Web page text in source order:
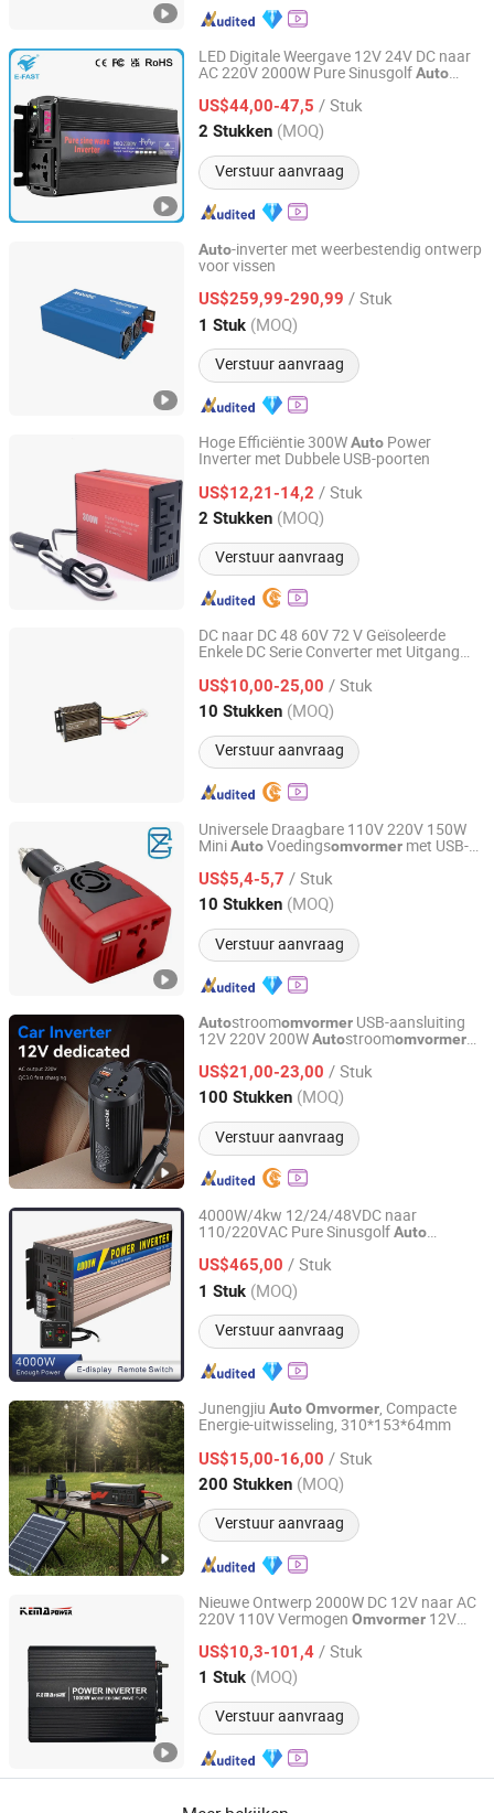
LED Digitale Weergave 12V 24V DC naar
AC 220V 2000W Pure SinusgolfAuto
US$44,00-47,5 / Stuk
2 Stukken (MOQ)
Verstuur aanvraag
Tianchang Zhiyun Electronic Technology Co., Ltd.
Anhui, China Sinds 2023
Auto-inverter met weerbestendig ontwerp
voor vissen
US$259,99-290,99 / Stuk
1 Stuk (MOQ)
Verstuur aanvraag
GSP BATTERY CHANGZHOU CO.,LTD
Jiangsu, China Sinds 2026
Hoge Efficiëntie 300WAuto Power
Inverter met Dubbele USB-poorten
US$12,21-14,2 / Stuk
2 Stukken (MOQ)
Verstuur aanvraag
Shenzhen Zhongpu Electronics Co., Ltd.
Guangdong, China Sinds 2023
DC naar DC 48 60V 72 V Geïsoleerde
Enkele DC Serie Converter met Uitgang
US$10,00-25,00 / Stuk
10 Stukken (MOQ)
Verstuur aanvraag
Hangzhou Huantong Auto Parts Co., Ltd
Zhejiang, China Sinds 2024
Universele Draagbare 110V 220V 150W
MiniAutoVoedingsomvormer met USB-
US$5,4-5,7 / Stuk
10 Stukken (MOQ)
Verstuur aanvraag
Shenzhen Cozy Electronics Co.,Ltd.
Guangdong, China Sinds 2024
Autostroomomvormer USB-aansluiting
12V 220V 200WAutostroomomvormer
US$21,00-23,00 / Stuk
100 Stukken (MOQ)
Verstuur aanvraag
Zhongshan Youyou Electronic Technology Co., Ltd.
Guangdong, China Sinds 2025
4000W/4kw 12/24/48VDC naar
110/220VAC Pure SinusgolfAuto
OmvormerFabriek
US$465,00 / Stuk
1 Stuk (MOQ)
Verstuur aanvraag
Maosheng Electrical Co., Ltd.
Zhejiang, China Sinds 2013
Junengjiu AutoOmvormer, Compacte
Energie-uitwisseling, 310*153*64mm
US$15,00-16,00 / Stuk
200 Stukken (MOQ)
Verstuur aanvraag
Zhongshan Juneng Jiu Technology Co.,Ltd
Guangdong, China Sinds 2025
Nieuwe Ontwerp 2000W DC 12V naar AC
220V 110V Vermogen Omvormer 12V
US$10,3-101,4 / Stuk
1 Stuk (MOQ)
Verstuur aanvraag
NINGBO KEMAPOWER ELECTRONICS CO., LTD.
Zhejiang, China Sinds 2017